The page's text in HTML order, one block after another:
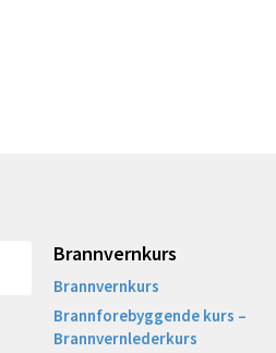
Brannvernkurs
Brannvernkurs
Brannforebyggende kurs –
Brannvernlederkurs